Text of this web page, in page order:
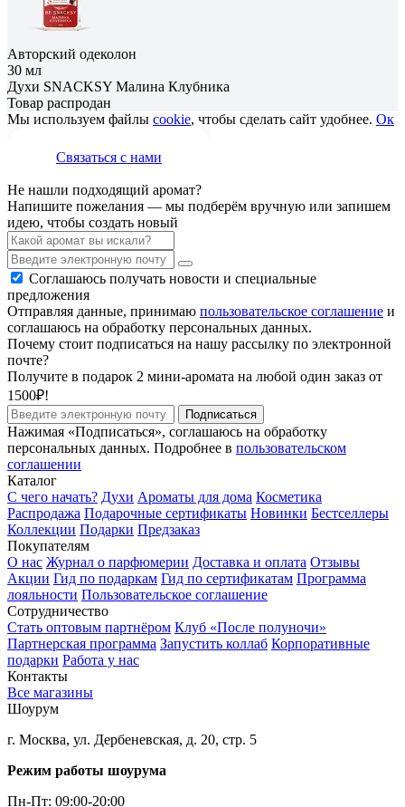
Авторский одеколон
30 мл
Духи SNACKSY Малина Клубника
Товар распродан
Мы используем файлы cookie, чтобы сделать сайт удобнее. Ок
Связаться с нами
Не нашли подходящий аромат?
Напишите пожелания — мы подберём вручную или запишем
идею, чтобы создать новый
Соглашаюсь получать новости и специальные
предложения
Отправляя данные, принимаю пользовательское соглашение и
соглашаюсь на обработку персональных данных.
Почему стоит подписаться на нашу рассылку по электронной
почте?
Получите в подарок 2 мини-аромата на любой один заказ от
1500₽!
Подписаться
Нажимая «Подписаться», соглашаюсь на обработку
персональных данных. Подробнее в пользовательском
соглашении
Каталог
С чего начать? Духи Ароматы для дома Косметика
Распродажа Подарочные сертификаты Новинки Бестселлеры
Коллекции Подарки Предзаказ
Покупателям
О нас Журнал о парфюмерии Доставка и оплата Отзывы
Акции Гид по подаркам Гид по сертификатам Программа
лояльности Пользовательское соглашение
Сотрудничество
Стать оптовым партнёром Клуб «После полуночи»
Партнерская программа Запустить коллаб Корпоративные
подарки Работа у нас
Контакты
Все магазины
Шоурум
г. Москва, ул. Дербеневская, д. 20, стр. 5
Режим работы шоурума
Пн-Пт: 09:00-20:00